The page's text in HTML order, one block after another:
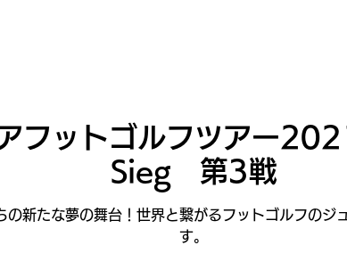
フットゴルフツアー
Sieg 第3戦
の新たな夢の舞台！世界と繋がるフットゴルフのジ
す。